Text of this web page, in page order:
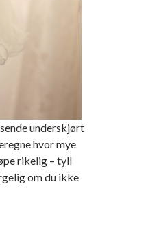
underskjørt
hvor mye
rikelig – tyll
om du ikke